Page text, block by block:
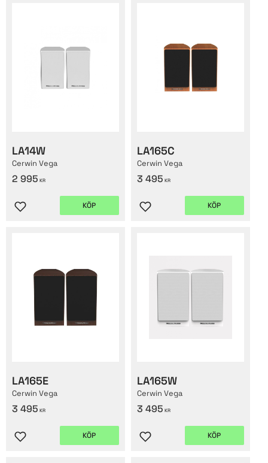
LA14W
Cerwin Vega
2 995 KR
Lägg till i favoriter
KÖP
LA165C
Cerwin Vega
3 495 KR
Lägg till i favoriter
KÖP
LA165E
Cerwin Vega
3 495 KR
Lägg till i favoriter
KÖP
LA165W
Cerwin Vega
3 495 KR
Lägg till i favoriter
KÖP